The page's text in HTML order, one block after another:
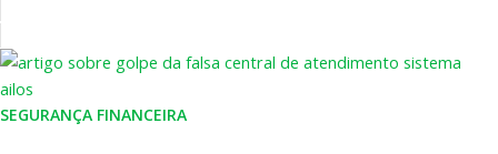
SEGURANÇA FINANCEIRA